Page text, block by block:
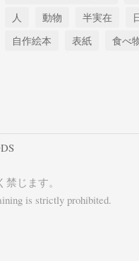
人
動物 半実在
自作絵本
表紙 食べ
じます。
is strictly prohibited.